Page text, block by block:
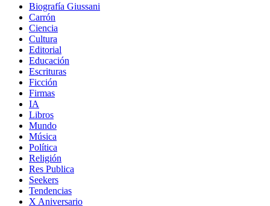
Biografía Giussani
Carrón
Ciencia
Cultura
Editorial
Educación
Escrituras
Ficción
Firmas
IA
Libros
Mundo
Música
Política
Religión
Res Publica
Seekers
Tendencias
X Aniversario